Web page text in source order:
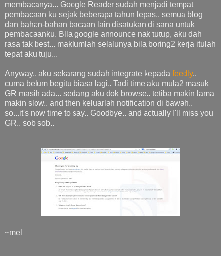
membacanya... Google Reader sudah menjadi tempat
pembacaan ku sejak beberapa tahun lepas.. semua blog
dan bahan-bahan bacaan lain disatukan di sana untuk
pembacaanku. Bila google announce nak tutup, aku dah
rasa tak best... maklumlah selalunya bila boring2 kerja itulah
tepat aku tuju...
Anyway.. aku sekarang sudah integrate kepada feedly..
cuma belum begitu biasa lagi.. Tadi time aku mula2 masuk
GR masih ada... sedang aku dok browse.. tetiba makin lama
makin slow.. and then keluarlah notification di bawah..
so...it's now time to say.. Goodbye.. and actually I'll miss you
GR.. sob sob..
~mel